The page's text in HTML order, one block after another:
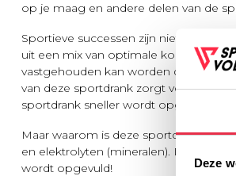
Deze
op je maag en andere delen van de
Sportieve successen zijn niet
uit een mix van optimale koolhydraat-
vastgehouden kan worden door het
van deze sportdrank zorgt voor een
sportdrank sneller wordt opgenomen
Maar waarom is deze sportdrank
en elektrolyten (mineralen). De
wordt opgevuld!